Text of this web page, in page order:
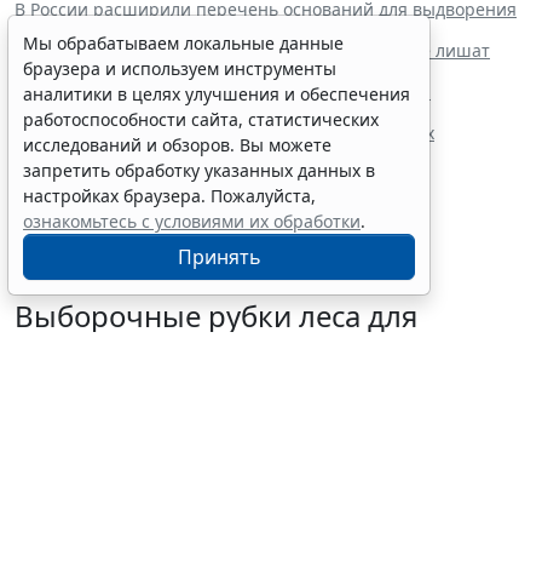
В России расширили перечень оснований для выдворения
Мигрантов с судимостью за любое преступление лишат
права на прием в гражданство
Данные об иностранных гражданах без права на
нахождение в РФ попадают в реестр
Президент утвердил поправки о дополнительных
требованиях к трудовым мигрантам
Выборочные рубки леса для
Мы обрабатываем локальные данные
браузера и используем инструменты
аналитики в целях улучшения и обеспечения
работоспособности сайта, статистических
исследований и обзоров. Вы можете
запретить обработку указанных данных в
настройках браузера. Пожалуйста,
ознакомьтесь с условиями их обработки.
Принять